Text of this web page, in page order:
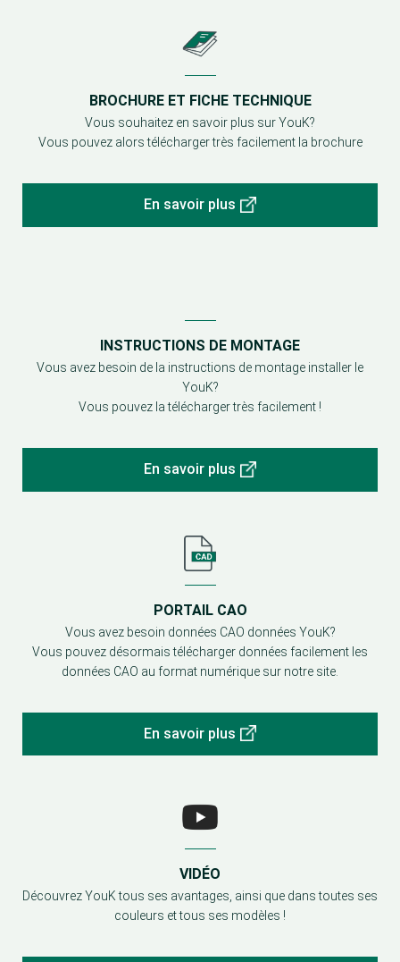
BROCHURE ET FICHE TECHNIQUE
Vous souhaitez en savoir plus sur YouK?
Vous pouvez alors télécharger très facilement la brochure
En savoir plus
INSTRUCTIONS DE MONTAGE
Vous avez besoin de la instructions de montage installer le
YouK?
Vous pouvez la télécharger très facilement !
En savoir plus
PORTAIL CAO
Vous avez besoin données CAO données YouK?
Vous pouvez désormais télécharger données facilement les
données CAO au format numérique sur notre site.
En savoir plus
VIDÉO
Découvrez YouK tous ses avantages, ainsi que dans toutes ses
couleurs et tous ses modèles !